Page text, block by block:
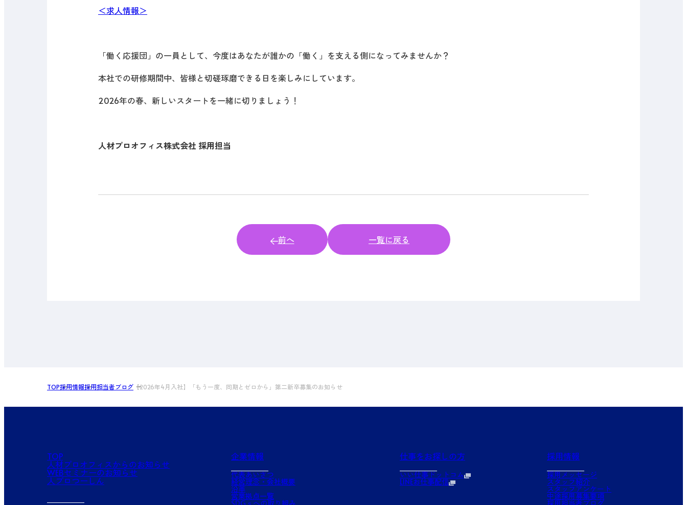
＜求人情報＞
「働く応援団」の一員として、今度はあなたが誰かの「働く」を支える側になってみませんか？
本社での研修期間中、皆様と切磋琢磨できる日を楽しみにしています。
2026年の春、新しいスタートを一緒に切りましょう！
人材プロオフィス株式会社 採用担当
前へ 一覧に戻る
TOP採用情報採用担当者ブログ 【2026年4月入社】「もう一度、同期とゼロから」第二新卒募集のお知らせ
TOP
人材プロオフィスからのお知らせ
WEBセミナーのお知らせ
人プロつーしん
企業情報
代表あいさつ
経営理念・会社概要
沿革
営業拠点一覧
仕事をお探しの方
いい仕事ドットコム
LINEお仕事配信
採用情報
採用メッセージ
スタッフ紹介
スタッフアンケート
中途採用募集要項